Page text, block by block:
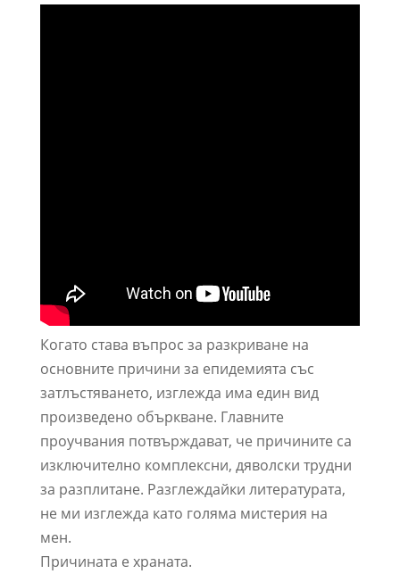
Когато става въпрос за разкриване на
основните причини за епидемията със
затлъстяването, изглежда има един вид
произведено объркване. Главните
проучвания потвърждават, че причините са
изключително комплексни, дяволски трудни
за разплитане. Разглеждайки литературата,
не ми изглежда като голяма мистерия на
мен.
Причината е храната.